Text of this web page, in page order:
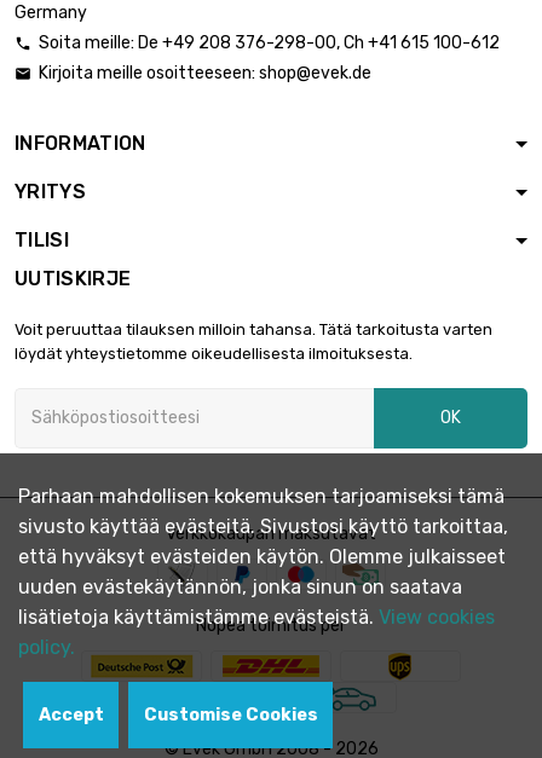
Germany
 Soita meille: De +49 208 376-298-00, Ch +41 615 100-612
 Kirjoita meille osoitteeseen: shop@evek.de
INFORMATION
YRITYS
TILISI
UUTISKIRJE
Voit peruuttaa tilauksen milloin tahansa. Tätä tarkoitusta varten
löydät yhteystietomme oikeudellisesta ilmoituksesta.
OK
Verkkokaupan maksutavat
Nopea toimitus per
© Evek GmbH 2008 - 2026
Parhaan mahdollisen kokemuksen tarjoamiseksi tämä
sivusto käyttää evästeitä. Sivustosi käyttö tarkoittaa,
että hyväksyt evästeiden käytön. Olemme julkaisseet
uuden evästekäytännön, jonka sinun on saatava
lisätietoja käyttämistämme evästeistä. View cookies
policy.
Accept Customise Cookies